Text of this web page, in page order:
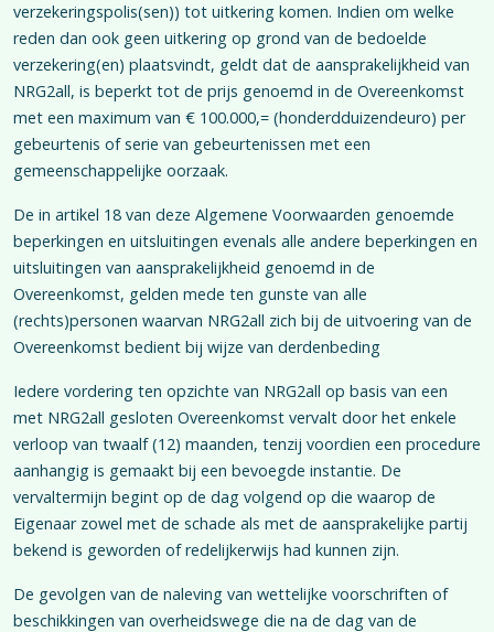
verzekeringspolis(sen)) tot uitkering komen. Indien om welke
reden dan ook geen uitkering op grond van de bedoelde
verzekering(en) plaatsvindt, geldt dat de aansprakelijkheid van
NRG2all, is beperkt tot de prijs genoemd in de Overeenkomst
met een maximum van € 100.000,= (honderdduizendeuro) per
gebeurtenis of serie van gebeurtenissen met een
gemeenschappelijke oorzaak.
De in artikel 18 van deze Algemene Voorwaarden genoemde
beperkingen en uitsluitingen evenals alle andere beperkingen en
uitsluitingen van aansprakelijkheid genoemd in de
Overeenkomst, gelden mede ten gunste van alle
(rechts)personen waarvan NRG2all zich bij de uitvoering van de
Overeenkomst bedient bij wijze van derdenbeding
Iedere vordering ten opzichte van NRG2all op basis van een
met NRG2all gesloten Overeenkomst vervalt door het enkele
verloop van twaalf (12) maanden, tenzij voordien een procedure
aanhangig is gemaakt bij een bevoegde instantie. De
vervaltermijn begint op de dag volgend op die waarop de
Eigenaar zowel met de schade als met de aansprakelijke partij
bekend is geworden of redelijkerwijs had kunnen zijn.
De gevolgen van de naleving van wettelijke voorschriften of
beschikkingen van overheidswege die na de dag van de